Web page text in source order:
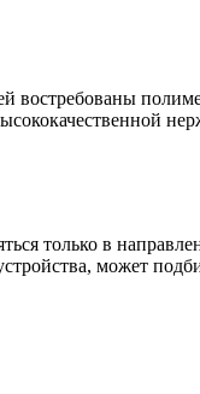
востребованы
только в
может